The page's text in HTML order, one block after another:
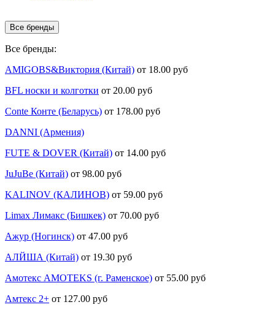
Все бренды
Все бренды:
AMIGOBS&Виктория (Китай) от 18.00 руб
BFL носки и колготки от 20.00 руб
Conte Конте (Беларусь) от 178.00 руб
DANNI (Армения)
FUTE & DOVER (Китай) от 14.00 руб
JuJuBe (Китай) от 98.00 руб
KALINOV (КАЛИНОВ) от 59.00 руб
Limax Лимакс (Бишкек) от 70.00 руб
Ажур (Ногинск) от 47.00 руб
АЛЙША (Китай) от 19.30 руб
Амотекс AMOTEKS (г. Раменское) от 55.00 руб
Амтекс 2+ от 127.00 руб